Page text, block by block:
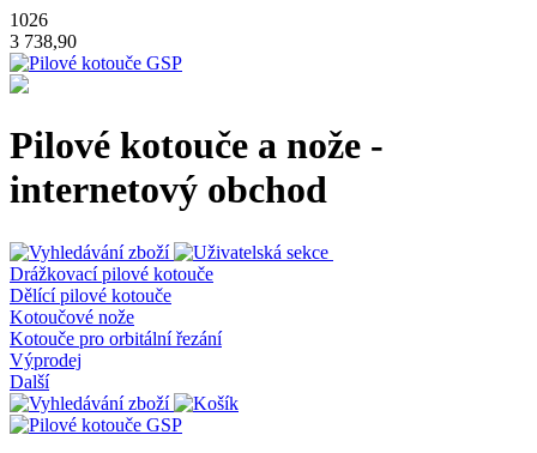
1026
3 738,90
Pilové kotouče a nože -
internetový obchod
Drážkovací pilové kotouče
Dělící pilové kotouče
Kotoučové nože
Kotouče pro orbitální řezání
Výprodej
Další